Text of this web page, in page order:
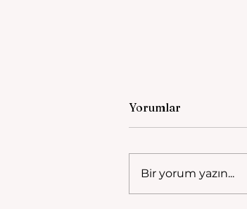
Yorumlar
Bir yorum yazın...